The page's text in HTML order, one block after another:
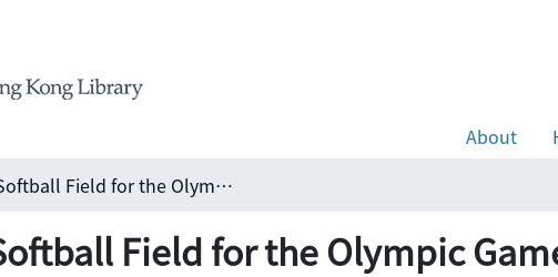
About
2008年奧運會壘球比賽場 Softball Field for the Olympic Game 2008 : 城市中的一片綠洲
Field for the Olympic